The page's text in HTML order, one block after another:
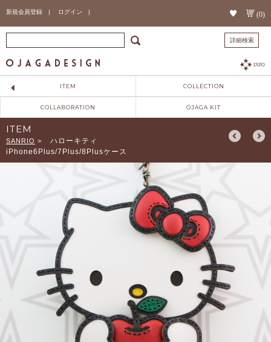
新規会員登録 | ログイン | (0)
詳細検索
INFO
ITEM COLLECTION
COLLABORATION OJAGA KIT
ITEM
SANRIO >
ハローキティ
iPhone6Plus/7Plus/8Plusケース